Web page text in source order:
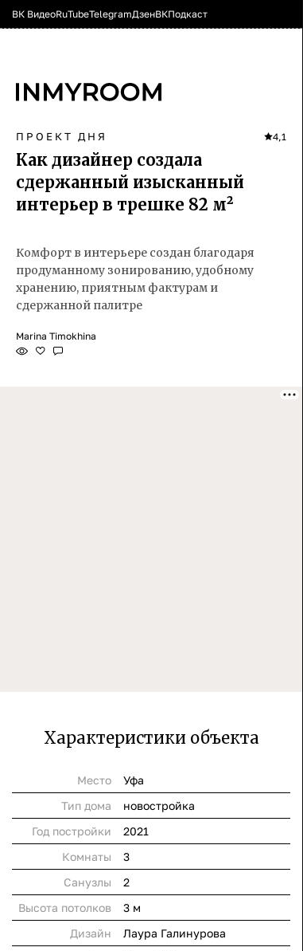
ВК ВидеоRuTubeTelegramДзенВКПодкаст
ПРОЕКТ ДНЯ 4,1
Как дизайнер создала
сдержанный изысканный
интерьер в трешке 82 м²
Комфорт в интерьере создан благодаря
продуманному зонированию, удобному
хранению, приятным фактурам и
сдержанной палитре
Marina Timokhina
Характеристики объекта
Место
Уфа
Тип дома
новостройка
Год постройки
2021
Комнаты
3
Cанузлы
2
Высота потолков
3 м
Дизайн
Лаура Галинурова